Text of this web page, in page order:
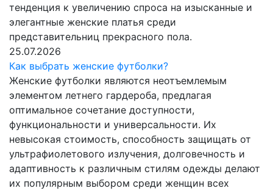
тенденция к увеличению спроса на изысканные и
элегантные женские платья среди
представительниц прекрасного пола.
25.07.2026
Как выбрать женские футболки?
Женские футболки являются неотъемлемым
элементом летнего гардероба, предлагая
оптимальное сочетание доступности,
функциональности и универсальности. Их
невысокая стоимость, способность защищать от
ультрафиолетового излучения, долговечность и
адаптивность к различным стилям одежды делают
их популярным выбором среди женщин всех